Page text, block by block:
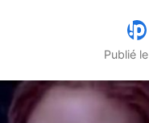
Publié le